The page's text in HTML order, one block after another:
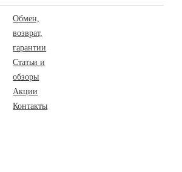
Обмен,
возврат,
гарантии
Статьи и
обзоры
Акции
Контакты